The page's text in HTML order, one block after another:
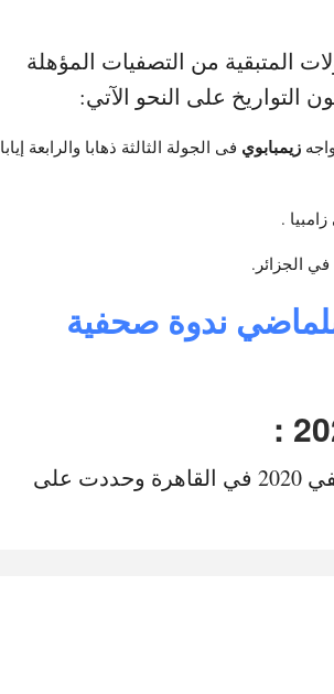
المتبقية من التصفيات المؤهلة
التواريخ على النحو الآتي:
زيمبابوي فى الجولة الثالثة ذهابا والرابعة إيابا
2021 جمال بلماضي ندوة صحفية
ستقام قرعة تصفيات كأس العالم قطر 2022، يوم 21 جانفي 2020 في القاهرة وحددت على